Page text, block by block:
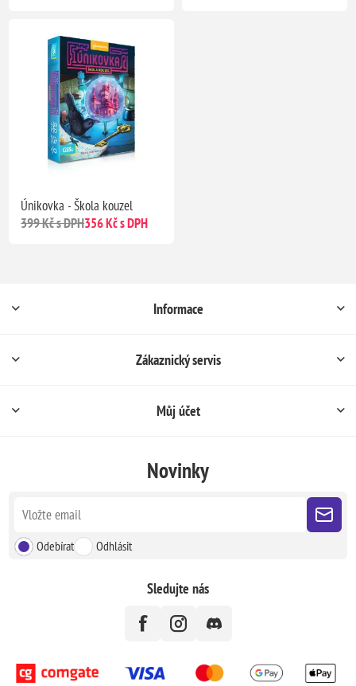
Únikovka - Škola kouzel
399 Kč s DPH356 Kč s DPH
Informace
Zákaznický servis
Můj účet
Novinky
Odebírat Odhlásit
Sledujte nás